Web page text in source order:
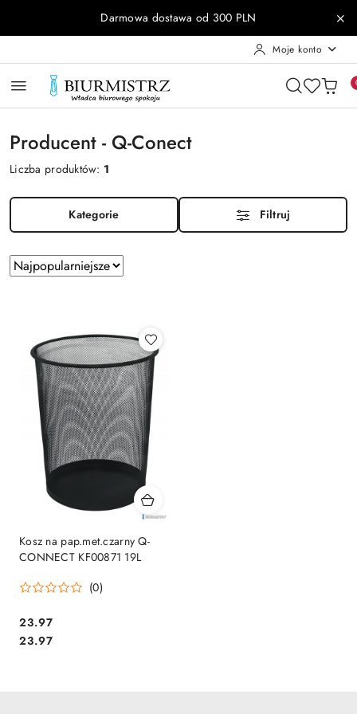
Przejdź do treści głównej
Przejdź do wyszukiwarki
Przejdź do moje konto
Przejdź do menu głównego
Przejdź do stopkiDarmowa dostawa od 300 PLN
Moje konto
Producent - Q-Conect
Liczba produktów: 1
Kategorie Filtruj
Zastosowano
sortowanie:
Sortuj
według
Kosz na pap.met.czarny Q-
CONNECT KF00871 19L
(0)
Cena:
23.97
Cena:
23.97